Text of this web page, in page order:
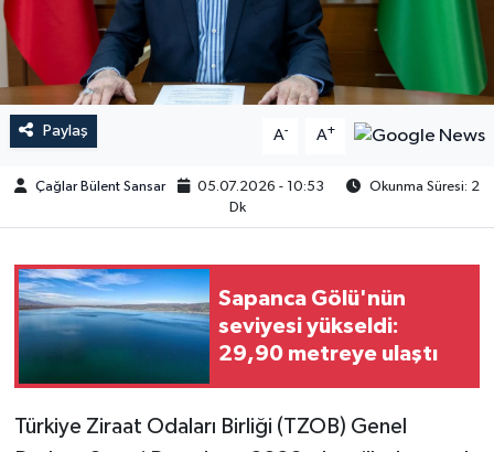
Paylaş A- A+
Çağlar Bülent Sansar 05.07.2026 - 10:53
Okunma Süresi: 2
Dk
Sapanca Gölü'nün
seviyesi yükseldi:
29,90 metreye ulaştı
​​​​​​Türkiye Ziraat Odaları Birliği (TZOB) Genel